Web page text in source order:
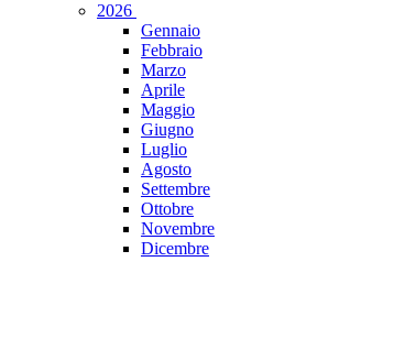
2026
Gennaio
Febbraio
Marzo
Aprile
Maggio
Giugno
Luglio
Agosto
Settembre
Ottobre
Novembre
Dicembre